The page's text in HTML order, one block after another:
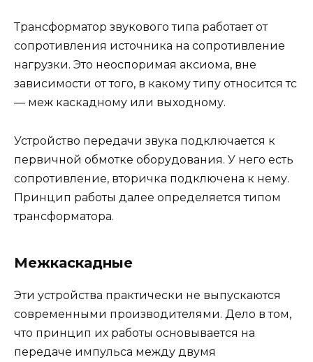
Трансформатор звукового типа работает от
сопротивления источника на сопротивление
нагрузки. Это неоспоримая аксиома, вне
зависимости от того, в какому типу относится тс
— меж каскадному или выходному.
Устройство передачи звука подключается к
первичной обмотке оборудования. У него есть
сопротивление, вторичка подключена к нему.
Принцип работы далее определяется типом
трансформатора.
Межкаскадные
Эти устройства практически не выпускаются
современными производителями. Дело в том,
что принцип их работы основывается на
передаче импульса между двумя